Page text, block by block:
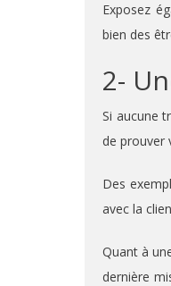
Exposez
bien des
2-
Si aucune
de prouver
Des
avec la
Quant à
dernière